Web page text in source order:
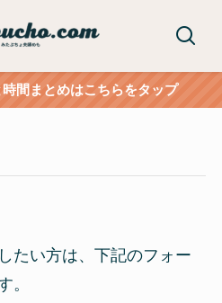
間まとめはこちらをタップ
たい方は、下記のフォー
。